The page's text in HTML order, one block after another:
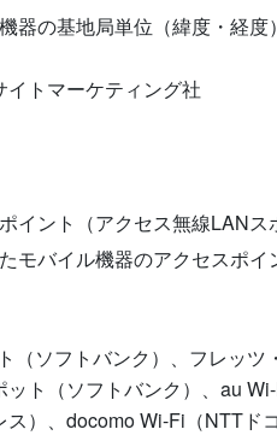
器の基地局単位（緯度・経度
トマーケティング社
イント（アクセス無線LANス
モバイル機器のアクセスポ
ソフトバンク）、フレッツ
ト（ソフトバンク）、au
）、docomo Wi-Fi（NTTド